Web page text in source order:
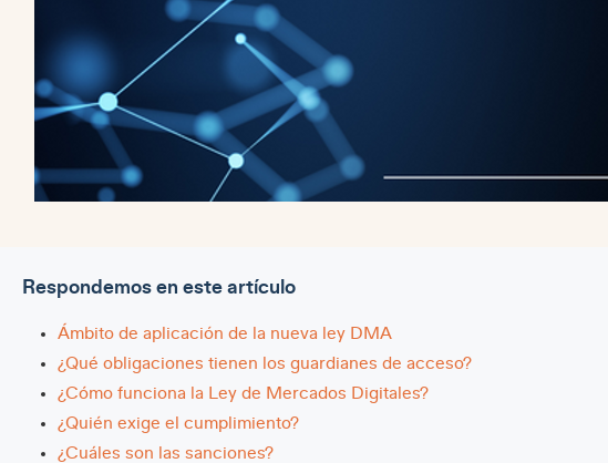
Respondemos en este artículo
Ámbito de aplicación de la nueva ley DMA
¿Qué obligaciones tienen los guardianes de acceso?
¿Cómo funciona la Ley de Mercados Digitales?
¿Quién exige el cumplimiento?
¿Cuáles son las sanciones?